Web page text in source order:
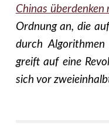
Chinas überdenken
Ordnung an, die
durch
greift auf eine
sich vor